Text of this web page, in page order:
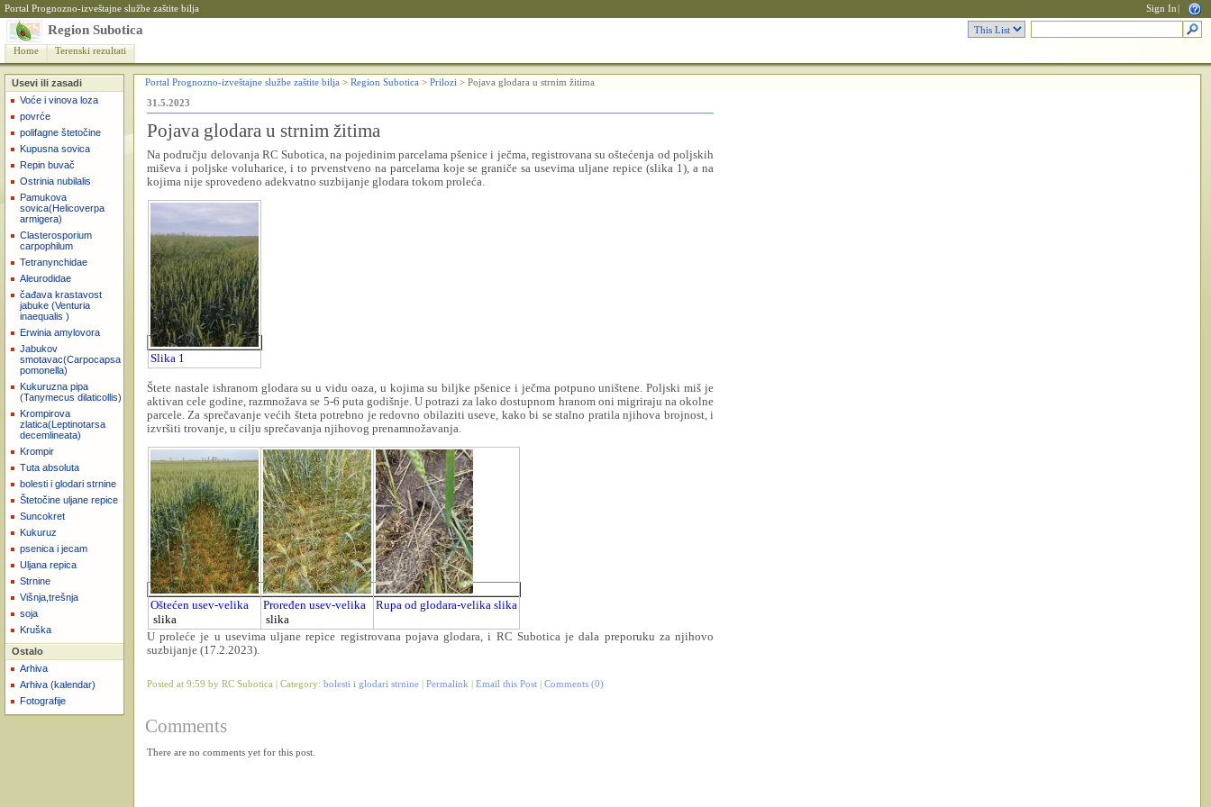
Portal Prognozno-izveštajne službe zaštite bilja Sign In
Region Subotica
Home Terenski rezultati
Usevi ili zasadi
Voće i vinova loza
povrće
polifagne štetočine
Kupusna sovica
Repin buvač
Ostrinia nubilalis
Pamukova
sovica(Helicoverpa
armigera)
Clasterosporium
carpophilum
Tetranynchidae
Aleurodidae
čađava krastavost
jabuke (Venturia
inaequalis )
Erwinia amylovora
Jabukov
smotavac(Carpocapsa
pomonella)
Kukuruzna pipa
(Tanymecus dilaticollis)
Krompirova
zlatica(Leptinotarsa
decemlineata)
Krompir
Tuta absoluta
bolesti i glodari strnine
Štetočine uljane repice
Suncokret
Kukuruz
psenica i jecam
Uljana repica
Strnine
Višnja,trešnja
soja
Kruška
Ostalo
Arhiva
Arhiva (kalendar)
Fotografije
Portal Prognozno-izveštajne službe zaštite bilja > Region Subotica > Prilozi > Pojava glodara u strnim žitima
31.5.2023
Pojava glodara u strnim žitima
Na području delovanja RC Subotica, na pojedinim parcelama pšenice i ječma, registrovana su oštećenja od poljskih
miševa i poljske voluharice, i to prvenstveno na parcelama koje se graniče sa usevima uljane repice (slika 1), a na
kojima nije sprovedeno adekvatno suzbijanje glodara tokom proleća.
Slika 1
Štete nastale ishranom glodara su u vidu oaza, u kojima su biljke pšenice i ječma potpuno uništene. Poljski miš je
aktivan cele godine, razmnožava se 5-6 puta godišnje. U potrazi za lako dostupnom hranom oni migriraju na okolne
parcele. Za sprečavanje većih šteta potrebno je redovno obilaziti useve, kako bi se stalno pratila njihova brojnost, i
izvršiti trovanje, u cilju sprečavanja njihovog prenamnožavanja.
Oštećen usev-velika
slika
Proređen usev-velika
slika
Rupa od glodara-velika slika
U proleće je u usevima uljane repice registrovana pojava glodara, i RC Subotica je dala preporuku za njihovo
suzbijanje (17.2.2023).
Posted at 9:59 by RC Subotica | Category: bolesti i glodari strnine Permalink Email this Post Comments (0)
Comments
There are no comments yet for this post.